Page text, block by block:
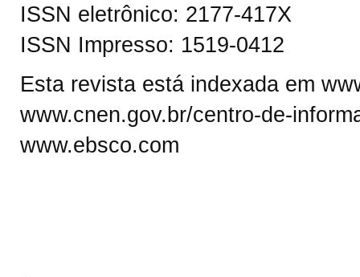
ISSN eletrônico: 2177-417X
ISSN Impresso: 1519-0412
Esta revista está indexada em
www.cnen.gov.br/centro-de-
www.ebsco.com